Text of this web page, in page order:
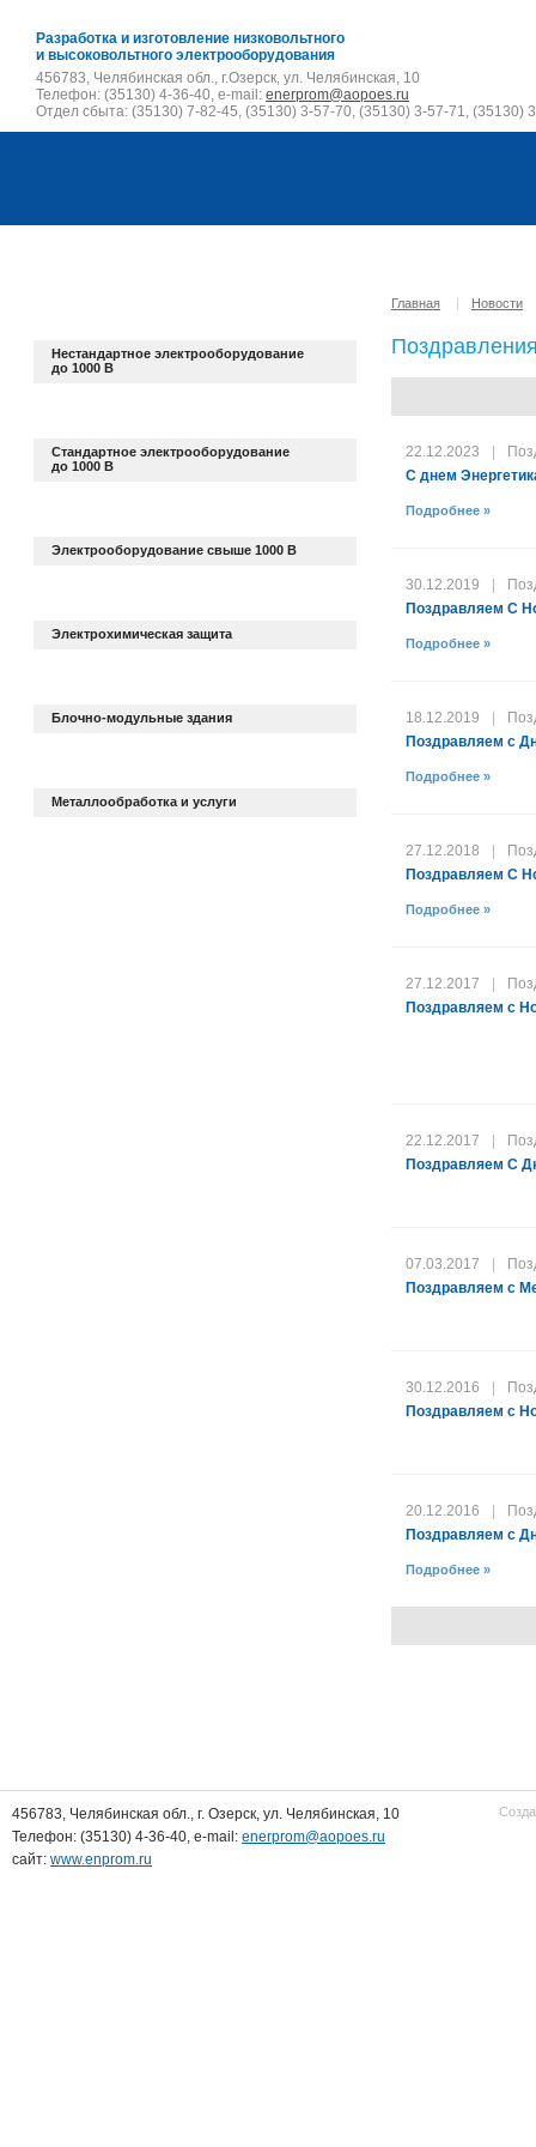
Разработка и изготовление низковольтного
и высоковольтного электрооборудования
456783, Челябинская обл., г.Озерск, ул. Челябинская, 10
Телефон: (35130) 4-36-40, e-mail: enerprom@aopoes.ru
Отдел сбыта: (35130) 7-82-45, (35130) 3-57-70, (35130) 3-57-71, (35130)
Нестандартное электрооборудование
до 1000 В
Стандартное электрооборудование
до 1000 В
Электрооборудование свыше 1000 В
Электрохимическая защита
Блочно-модульные здания
Металлообработка и услуги
Главная | Новости
22.12.2023
С днем
Подробнее »
30.12.2019
Поздравляем С
Подробнее »
18.12.2019
Поздравляем с
Подробнее »
27.12.2018
Поздравляем С
Подробнее »
27.12.2017
Поздравляем с
22.12.2017
Поздравляем С
07.03.2017
Поздравляем с
30.12.2016
Поздравляем с
20.12.2016
Поздравляем с
Подробнее »
456783, Челябинская обл., г. Озерск, ул. Челябинская, 10
Телефон: (35130) 4-36-40, e-mail: enerprom@aopoes.ru
сайт: www.enprom.ru